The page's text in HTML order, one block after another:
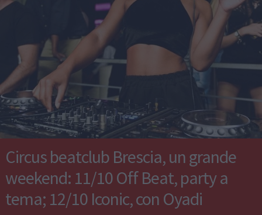
Circus beatclub Brescia, un grande
weekend: 11/10 Off Beat, party a
tema; 12/10 Iconic, con Oyadi